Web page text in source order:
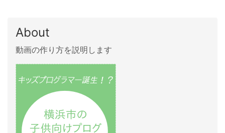
About
動画の作り方を説明します